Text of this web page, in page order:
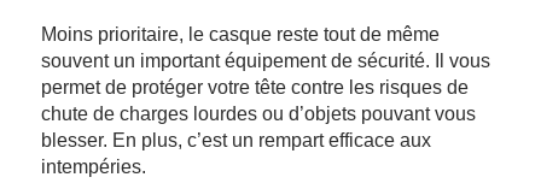
Moins prioritaire, le casque reste tout de même
souvent un important équipement de sécurité. Il vous
permet de protéger votre tête contre les risques de
chute de charges lourdes ou d’objets pouvant vous
blesser. En plus, c’est un rempart efficace aux
intempéries.